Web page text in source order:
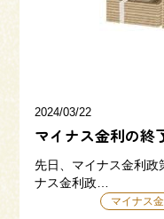
2024/03/22
マイナス金利の終
先日、マイナス金利
ナス金利政…
マイナス金